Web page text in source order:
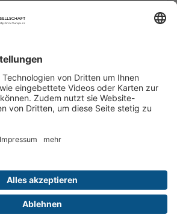
nicht fündig, rufen Sie uns gern via